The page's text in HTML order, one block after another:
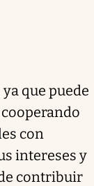
que puede
con
intereses y
contribuir